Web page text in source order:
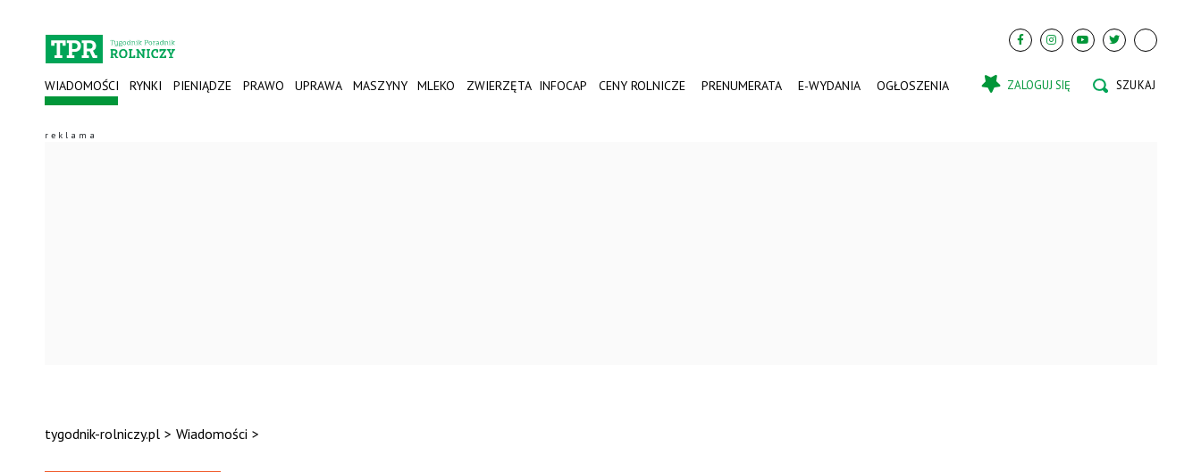
WIADOMOŚCI RYNKI PIENIĄDZE PRAWO UPRAWA MASZYNY MLEKO ZWIERZĘTA INFOCAP CENY ROLNICZE PRENUMERATA E-WYDANIA OGŁOSZENIA ZALOGUJ SIĘ
tygodnik-rolniczy.pl > Wiadomości >